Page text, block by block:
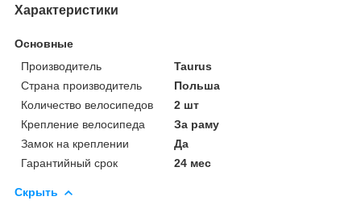
Характеристики
Основные
Производитель
Taurus
Страна производитель
Польша
Количество велосипедов
2 шт
Крепление велосипеда
За раму
Замок на креплении
Да
Гарантийный срок
24 мес
Скрыть